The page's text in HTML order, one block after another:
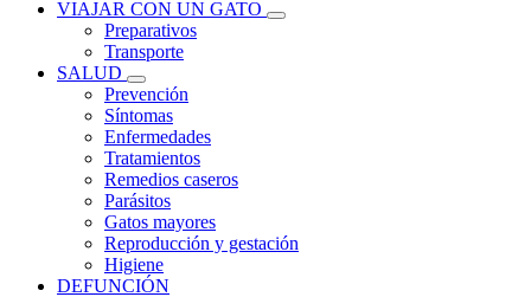
VIAJAR CON UN GATO
Preparativos
Transporte
SALUD
Prevención
Síntomas
Enfermedades
Tratamientos
Remedios caseros
Parásitos
Gatos mayores
Reproducción y gestación
Higiene
DEFUNCIÓN